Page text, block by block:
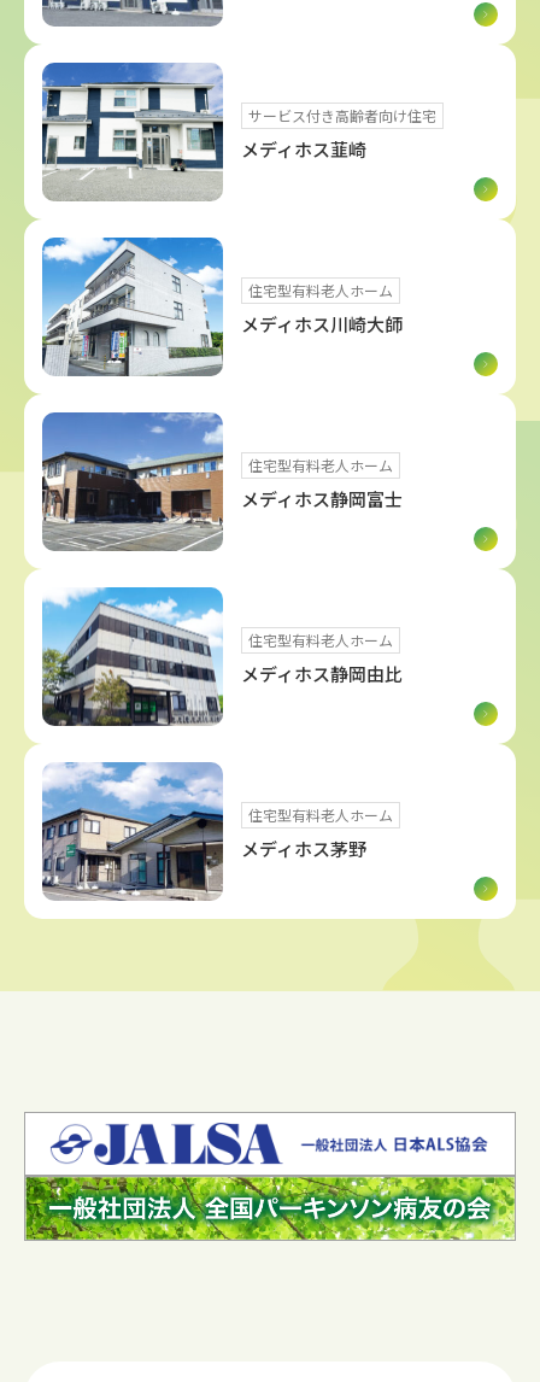
サービス付き高齢者向け住宅
メディホス韮崎
住宅型有料老人ホーム
メディホス川崎大師
住宅型有料老人ホーム
メディホス静岡富士
住宅型有料老人ホーム
メディホス静岡由比
住宅型有料老人ホーム
メディホス茅野